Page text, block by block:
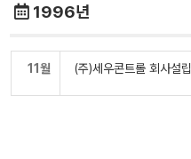
1996년
11월 (주)세우콘트롤 회사설립